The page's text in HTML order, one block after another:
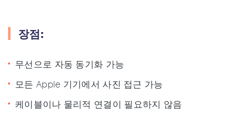
장점:
무선으로 자동 동기화 가능
모든 Apple 기기에서 사진 접근 가능
케이블이나 물리적 연결이 필요하지 않음